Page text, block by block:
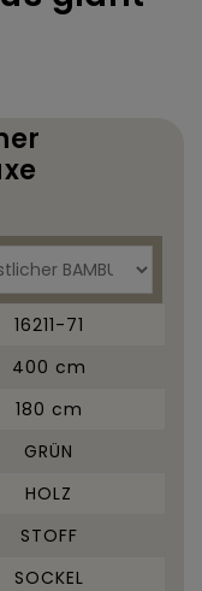
16211-71
400 cm
180 cm
GRÜN
HOLZ
STOFF
SOCKEL